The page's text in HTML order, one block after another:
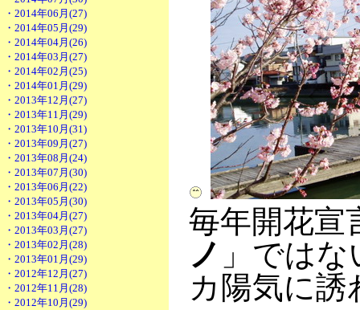
・2014年06月(27)
・2014年05月(29)
・2014年04月(26)
・2014年03月(27)
・2014年02月(25)
・2014年01月(29)
・2013年12月(27)
・2013年11月(29)
・2013年10月(31)
・2013年09月(27)
・2013年08月(24)
・2013年07月(30)
・2013年06月(22)
・2013年05月(30)
・2013年04月(27)
・2013年03月(27)
・2013年02月(28)
・2013年01月(29)
・2012年12月(27)
・2012年11月(28)
・2012年10月(29)
毎年開花宣
ノ 」では
カ陽気に